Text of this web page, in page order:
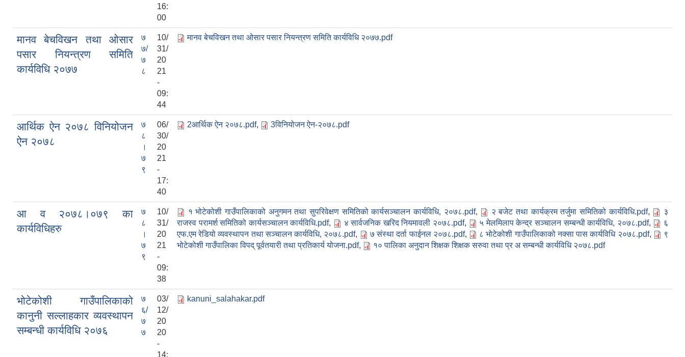
16:
00
मानव बेचविखन तथा ओसार
पसार नियन्त्रण समिति
कार्यविधि २०७७
७
७/
७
८
10/
31/
20
21
-
09:
44
मानव बेचविखन तथा ओसार पसार नियन्त्रण समिति कार्यविधि २०७७.pdf
आर्थिक ऐन २०७८ विनियोजन
ऐन २०७८
७
८
।
७
९
06/
30/
20
21
-
17:
40
2आर्थिक ऐन २०७८.pdf, 3विनियोजन ऐन-२०७८.pdf
आ व २०७८।०७९ का
कार्यविधिहरु
७
८
।
७
९
10/
31/
20
21
-
09:
38
१ भोटेकोशी गाउँपालिकाको अनुगमन तथा सुपरिवेक्षण समितिको कार्यसञ्चालन कार्यविधि, २०७८.pdf, २ बजेट तथा कार्यक्रम तर्जुमा समितिको कार्यविधि.pdf,
३
राजस्व परामर्श समितिको कार्यसञ्चालन कार्यविधि.pdf, ४ सार्वजनिक खरिद नियमावली २०७८.pdf, ५ मेलमिलाप केन्द्र सञ्चालन सम्बन्धी कार्यविधि, २०७८.pdf,
६
एफ.एम रेडियो व्यवस्थापन तथा सञ्चालन कार्यविधि, २०७८.pdf, ७ संस्था दर्ता फाईनल २०७८.pdf, ८ भोटेकोशी गाउँपालिकाको नक्सा पास कार्यविधि २०७८.pdf,
९
भोटेकोशी गाउँपालिका विपद् पूर्वतयारी तथा प्रतिकार्य योजना.pdf, १० पालिका अनुदान शिक्षक शिक्षक सरुवा तथा प्र अ सम्बन्धी कार्यविधि २०७८.pdf
भोटेकोशी गाउँपालिकाको
कानुनी सल्लाहकार व्यवस्थापन
सम्बन्धी कार्यविधि २०७६
७
६/
७
७
03/
12/
20
20
-
14:
kanuni_salahakar.pdf